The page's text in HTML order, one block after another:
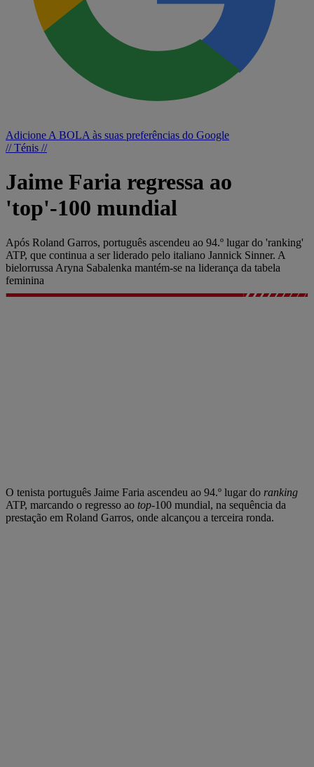
Adicione A BOLA às suas preferências do Google
// Ténis //
Jaime Faria regressa ao
'top'-100 mundial
Após Roland Garros, português ascendeu ao 94.º lugar do 'ranking'
ATP, que continua a ser liderado pelo italiano Jannick Sinner. A
bielorrussa Aryna Sabalenka mantém-se na liderança da tabela
feminina
O tenista português Jaime Faria ascendeu ao 94.º lugar do ranking
ATP, marcando o regresso ao top-100 mundial, na sequência da
prestação em Roland Garros, onde alcançou a terceira ronda.